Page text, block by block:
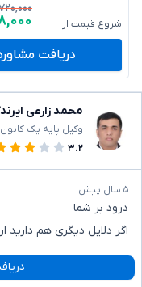
شروع قیمت از
دریافت
محمد زارعی
وکیل پایه یک
۳.۲
۵ سال پیش
درود بر شما
اگر دلایل دیگری هم دارید